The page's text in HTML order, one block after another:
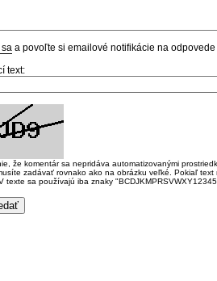
sa a povoľte si emailové notifikácie na
text:
že komentár sa nepridáva automatizovanými
zadávať rovnako ako na obrázku veľké. Pokiaľ
texte sa používajú iba znaky